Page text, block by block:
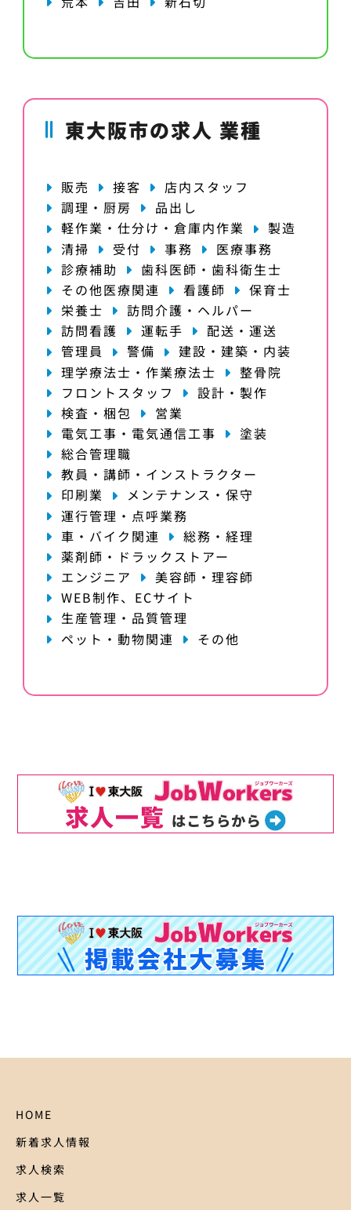
東大阪市の求人 業種
販売 接客
店内スタッフ
調理・厨房
品出し
軽作業・仕分け・倉庫内作業
製造
清掃
受付 事務
医療事務
診療補助
歯科医師・歯科衛生士
その他医療関連
看護師
保育士
栄養士
訪問介護・ヘルパー
訪問看護
運転手
配送・運送
管理員
警備
建設・建築・内装
理学療法士・作業療法士
整骨院
フロントスタッフ
設計・製作
検査・梱包
営業
電気工事・電気通信工事
塗装
総合管理職
教員・講師・インストラクター
印刷業
メンテナンス・保守
運行管理・点呼業務
車・バイク関連
総務・経理
薬剤師・ドラックストアー
エンジニア
美容師・理容師
WEB制作、ECサイト
生産管理・品質管理
ペット・動物関連
その他
HOME
新着求人情報
求人検索
求人一覧